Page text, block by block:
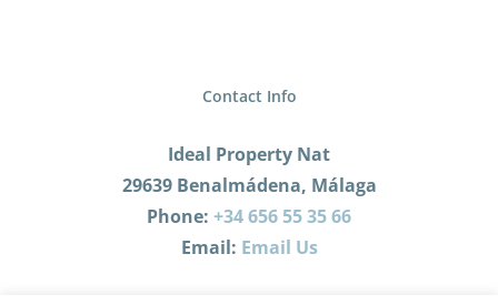
Contact Info
Ideal Property Nat
29639 Benalmádena, Málaga
Phone: +34 656 55 35 66
Email: Email Us